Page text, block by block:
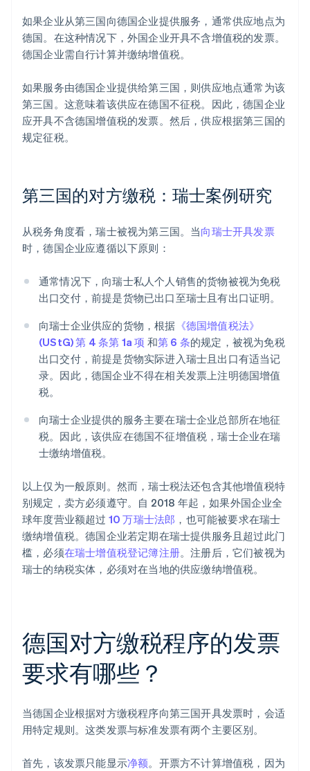
如果企业从第三国向德国企业提供服务，通常供应地点为
德国。在这种情况下，外国企业开具不含增值税的发票。
德国企业需自行计算并缴纳增值税。
如果服务由德国企业提供给第三国，则供应地点通常为该
第三国。这意味着该供应在德国不征税。因此，德国企业
应开具不含德国增值税的发票。然后，供应根据第三国的
规定征税。
第三国的对方缴税：瑞士案例研究
从税务角度看，瑞士被视为第三国。当向瑞士开具发票
时，德国企业应遵循以下原则：
通常情况下，向瑞士私人个人销售的货物被视为免税
出口交付，前提是货物已出口至瑞士且有出口证明。
向瑞士企业供应的货物，根据 《德国增值税法》
(UStG) 第 4 条第 1a 项 和第 6 条的规定，被视为免税
出口交付，前提是货物实际进入瑞士且出口有适当记
录。因此，德国企业不得在相关发票上注明德国增值
税。
向瑞士企业提供的服务主要在瑞士企业总部所在地征
税。因此，该供应在德国不征增值税，瑞士企业在瑞
士缴纳增值税。
以上仅为一般原则。然而，瑞士税法还包含其他增值税特
别规定，卖方必须遵守。自 2018 年起，如果外国企业全
球年度营业额超过 10 万瑞士法郎 ，也可能被要求在瑞士
缴纳增值税。德国企业若定期在瑞士提供服务且超过此门
槛，必须在瑞士增值税登记簿注册。注册后，它们被视为
瑞士的纳税实体，必须对在当地的供应缴纳增值税。
德国对方缴税程序的发票
要求有哪些？
当德国企业根据对方缴税程序向第三国开具发票时，会适
用特定规则。这类发票与标准发票有两个主要区别。
首先，该发票只能显示净额。开票方不计算增值税，因为